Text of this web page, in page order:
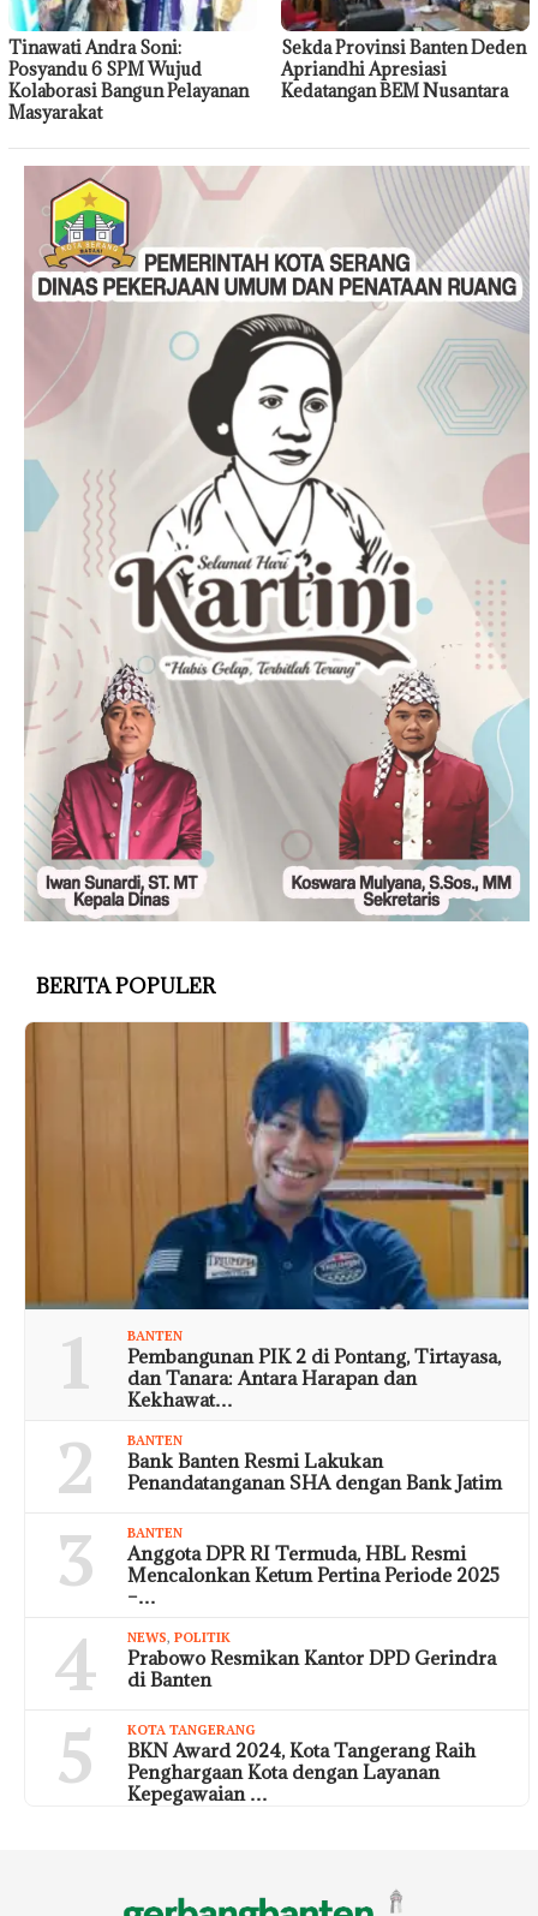
Tinawati Andra Soni:
Posyandu 6 SPM Wujud
Kolaborasi Bangun Pelayanan
Masyarakat
Sekda Provinsi Banten Deden
Apriandhi Apresiasi
Kedatangan BEM Nusantara
BERITA POPULER
1 BANTEN
Pembangunan PIK 2 di Pontang, Tirtayasa,
dan Tanara: Antara Harapan dan
Kekhawat…
2 BANTEN
Bank Banten Resmi Lakukan
Penandatanganan SHA dengan Bank Jatim
3 BANTEN
Anggota DPR RI Termuda, HBL Resmi
Mencalonkan Ketum Pertina Periode 2025
–…
4 NEWS, POLITIK
Prabowo Resmikan Kantor DPD Gerindra
di Banten
5 KOTA TANGERANG
BKN Award 2024, Kota Tangerang Raih
Penghargaan Kota dengan Layanan
Kepegawaian …